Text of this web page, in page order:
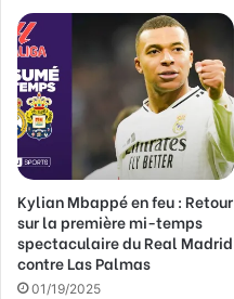
Kylian Mbappé en feu : Retour
sur la première mi-temps
spectaculaire du Real Madrid
contre Las Palmas
01/19/2025